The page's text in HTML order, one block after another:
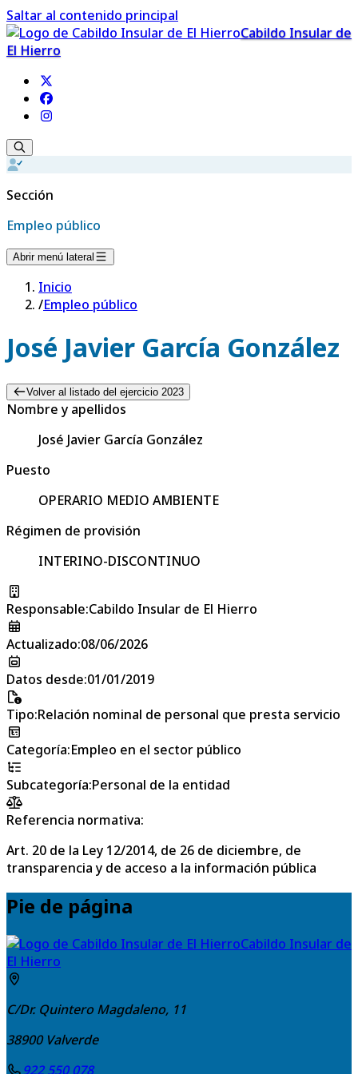
Saltar al contenido principal
Cabildo Insular de
El Hierro
Sección
Empleo público
Abrir menú lateral
Inicio
/Empleo público
José Javier García González
Volver al listado del ejercicio 2023
Nombre y apellidos
José Javier García González
Puesto
OPERARIO MEDIO AMBIENTE
Régimen de provisión
INTERINO-DISCONTINUO
Responsable:Cabildo Insular de El Hierro
Actualizado:08/06/2026
Datos desde:01/01/2019
Tipo:Relación nominal de personal que presta servicio
Categoría:Empleo en el sector público
Subcategoría:Personal de la entidad
Referencia normativa:
Art. 20 de la Ley 12/2014, de 26 de diciembre, de
transparencia y de acceso a la información pública
Pie de página
Cabildo Insular de
El Hierro
C/Dr. Quintero Magdaleno, 11
38900 Valverde
922 550 078